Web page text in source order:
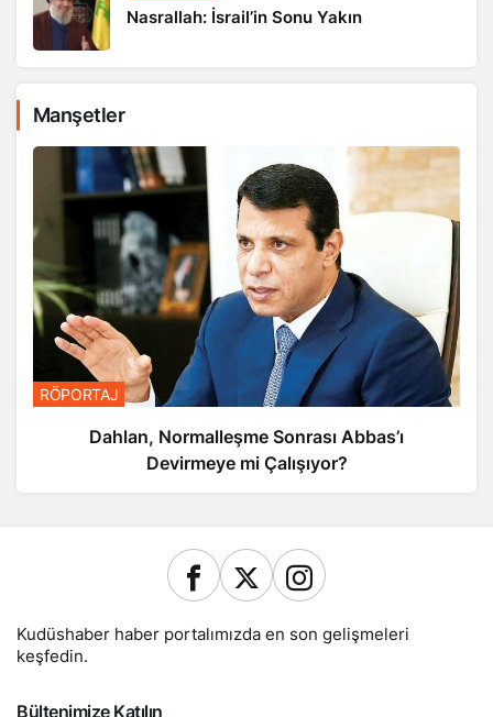
Nasrallah: İsrail’in Sonu Yakın
Manşetler
RÖPORTAJ
Dahlan, Normalleşme Sonrası Abbas’ı
Devirmeye mi Çalışıyor?
Kudüshaber haber portalımızda en son gelişmeleri
keşfedin.
Bültenimize Katılın